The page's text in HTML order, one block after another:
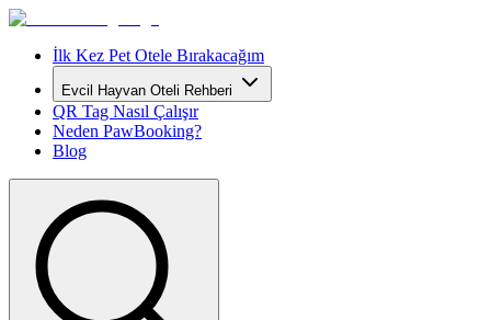
İlk Kez Pet Otele Bırakacağım
Evcil Hayvan Oteli Rehberi
QR Tag Nasıl Çalışır
Neden PawBooking?
Blog